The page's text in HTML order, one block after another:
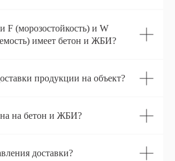
F (морозостойкость) и W
имеет бетон и ЖБИ?
продукции на объект?
на бетон и ЖБИ?
доставки?
1045005901038